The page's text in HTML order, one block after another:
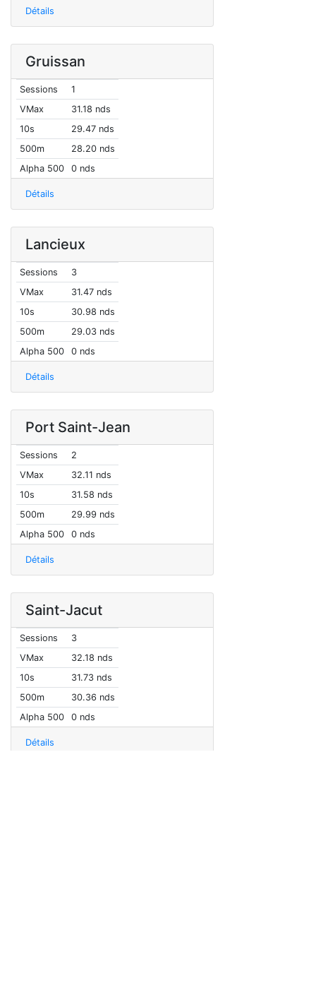
Détails
Gruissan
Sessions
1
VMax
31.18 nds
10s
29.47 nds
500m
28.20 nds
Alpha 500
0 nds
Détails
Lancieux
Sessions
3
VMax
31.47 nds
10s
30.98 nds
500m
29.03 nds
Alpha 500
0 nds
Détails
Port Saint-Jean
Sessions
2
VMax
32.11 nds
10s
31.58 nds
500m
29.99 nds
Alpha 500
0 nds
Détails
Saint-Jacut
Sessions
3
VMax
32.18 nds
10s
31.73 nds
500m
30.36 nds
Alpha 500
0 nds
Détails